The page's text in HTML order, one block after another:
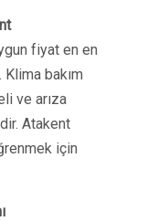
fiyat en en
bakım
ve arıza
Atakent
için